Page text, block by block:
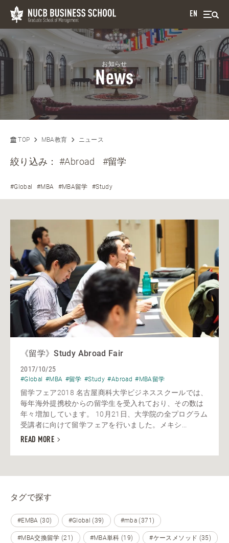
EN
お知らせ
News
TOP MBA教育 ニュース
絞り込み：#Abroad #留学
#Global #MBA #MBA留学 #Study
《留学》Study Abroad Fair
2017/10/25
#Global #MBA #留学 #Study #Abroad #MBA留学
留学フェア2018 名古屋商科大学ビジネススクールでは、
毎年海外提携校からの留学生を受入れており、その数は
年々増加しています。 10月21日、大学院の全プログラム
受講者に向けて留学フェアを行いました。メキシ...
READ MORE
タグで探す
#EMBA (30) #Global (39) #mba (371)
#MBA交換留学 (21) #MBA単科 (19) #ケースメソッド (35)